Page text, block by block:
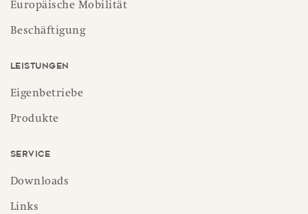
Europäische Mobilität
Beschäftigung
Leistungen
Eigenbetriebe
Produkte
Service
Downloads
Links